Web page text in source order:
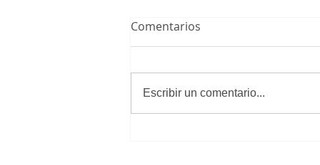
Comentarios
Escribir un comentario...